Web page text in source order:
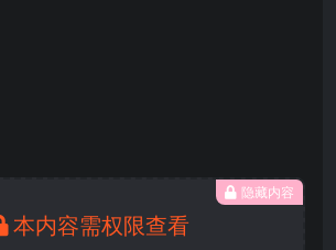
隐藏内容
本内容需权限查看